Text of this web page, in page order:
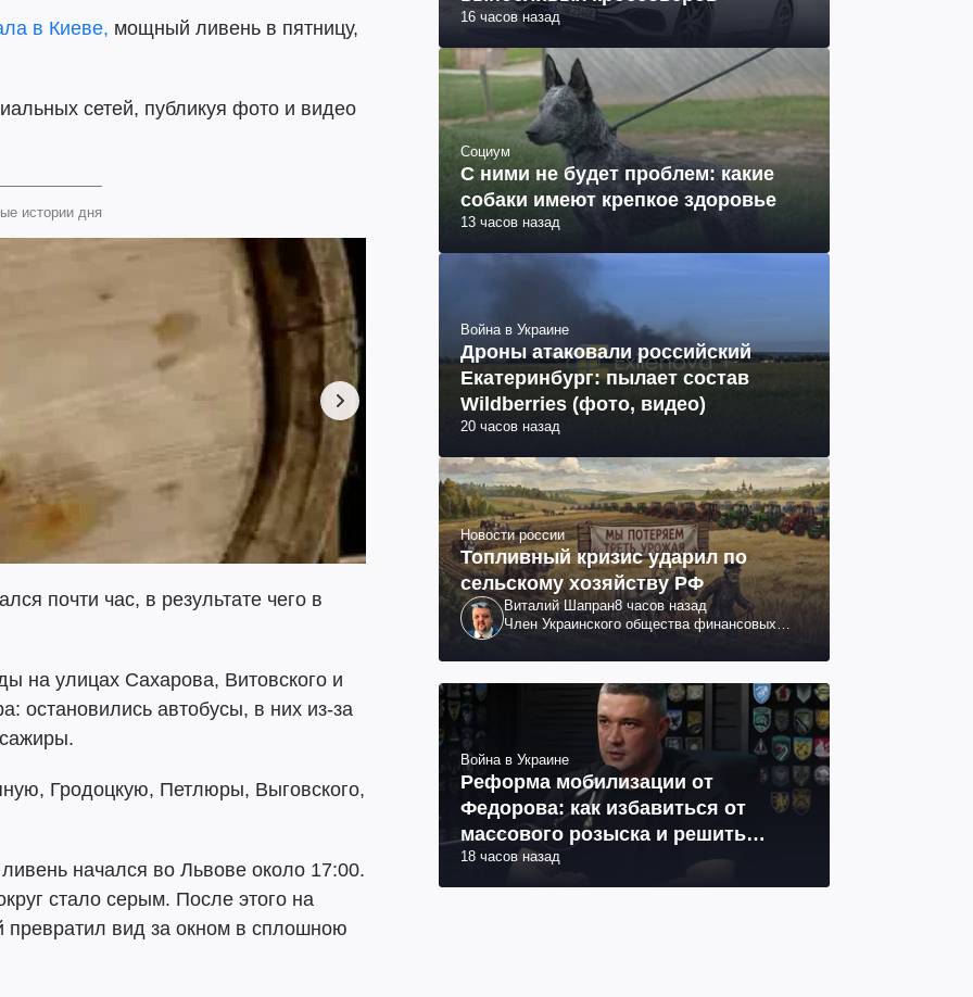
в Киеве, мощный ливень в пятницу,
сетей, публикуя фото и видео
истории дня
почти час, в результате чего в
на улицах Сахарова, Витовского и
остановились автобусы, в них из-за
Гродоцкую, Петлюры, Выговского,
начался во Львове около 17:00.
стало серым. После этого на
вид за окном в сплошною
16 часов назад
Социум
С ними не будет проблем: какие
собаки имеют крепкое здоровье
13 часов назад
Война в Украине
Дроны атаковали российский
Екатеринбург: пылает состав
Wildberries (фото, видео)
20 часов назад
Новости россии
Топливный кризис ударил по
сельскому хозяйству РФ
Виталий Шапран8 часов назад
Член Украинского общества финансовых
Война в Украине
Реформа мобилизации от
Федорова: как избавиться от
массового розыска и решить
проблему СОЧ
18 часов назад